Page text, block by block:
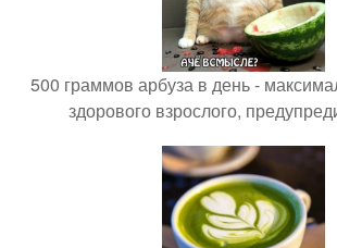
500 граммов арбуза в день -
здорового взрослого,